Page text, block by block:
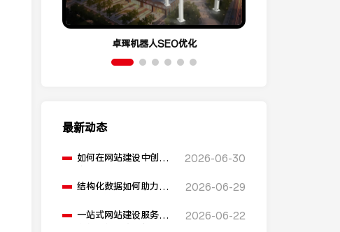
卓珲机器人SEO优化
最新动态
如何在网站建设中创建
2026-06-30
结构化数据如何助力
2026-06-29
一站式网站建设服务平
2026-06-22